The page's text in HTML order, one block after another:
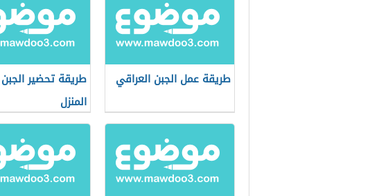
طريقة عمل الجبن العراقي
طريقة تحضير
المنزل